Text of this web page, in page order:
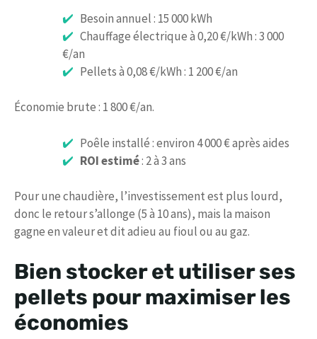
Besoin annuel : 15 000 kWh
Chauffage électrique à 0,20 €/kWh : 3 000
€/an
Pellets à 0,08 €/kWh : 1 200 €/an
Économie brute : 1 800 €/an.
Poêle installé : environ 4 000 € après aides
ROI estimé: 2 à 3 ans
Pour une chaudière, l’investissement est plus lourd,
donc le retour s’allonge (5 à 10 ans), mais la maison
gagne en valeur et dit adieu au fioul ou au gaz.
Bien stocker et utiliser ses
pellets pour maximiser les
économies